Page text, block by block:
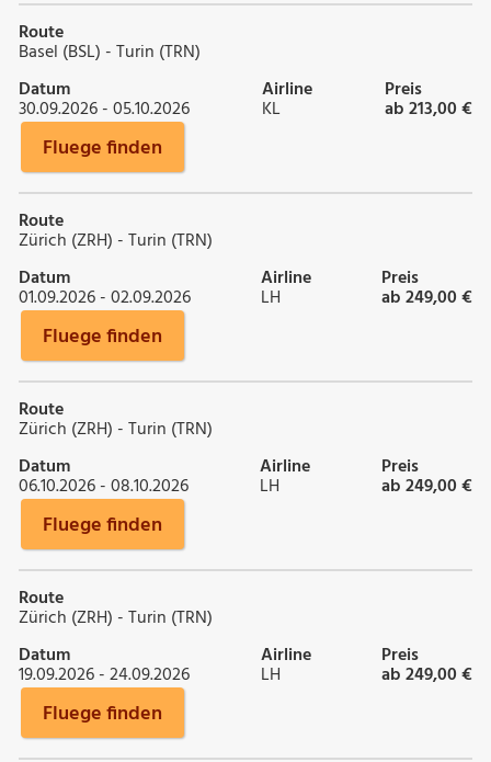
Route
Basel (BSL) - Turin (TRN)
Datum
30.09.2026 - 05.10.2026
Airline
KL
Preis
ab 213,00 €
Fluege finden
Route
Zürich (ZRH) - Turin (TRN)
Datum
01.09.2026 - 02.09.2026
Airline
LH
Preis
ab 249,00 €
Fluege finden
Route
Zürich (ZRH) - Turin (TRN)
Datum
06.10.2026 - 08.10.2026
Airline
LH
Preis
ab 249,00 €
Fluege finden
Route
Zürich (ZRH) - Turin (TRN)
Datum
19.09.2026 - 24.09.2026
Airline
LH
Preis
ab 249,00 €
Fluege finden